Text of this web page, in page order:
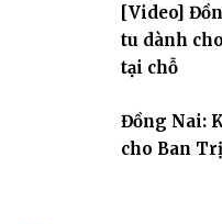
[Video]
tu dành
tại chỗ
Đồng Nai:
cho Ban